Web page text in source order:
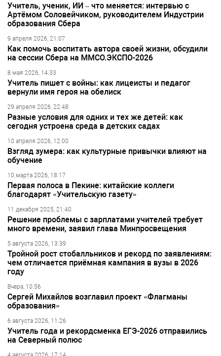
Учитель, ученик, ИИ – что меняется: интервью с
Артёмом Соловейчиком, руководителем Индустрии
образования Сбера
9 апреля 2026, 21:07
Как помочь воспитать автора своей жизни, обсудили
на сессии Сбера на ММСО.ЭКСПО-2026
8 мая 2026, 14:33
Учитель пишет с войны: как лицеисты и педагог
вернули имя героя на обелиск
29 апреля 2026, 22:48
Разные условия для одних и тех же детей: как
сегодня устроена среда в детских садах
10 апреля 2026, 12:00
Взгляд зумера: как культурные привычки влияют на
обучение
10 марта 2026, 18:17
Первая полоса в Пекине: китайские коллеги
благодарят «Учительскую газету»
11 декабря 2025, 21:40
Решение проблемы с зарплатами учителей требует
много времени, заявил глава Минпросвещения
5 августа 2026, 13:39
Тройной рост стобалльников и рекорд по заявлениям:
чем отличается приёмная кампания в вузы в 2026
году
Вчера, 10:56
Сергей Михайлов возглавил проект «Флагманы
образования»
6 августа 2026, 11:26
Учитель года и рекордсменка ЕГЭ-2026 отправились
на Северный полюс